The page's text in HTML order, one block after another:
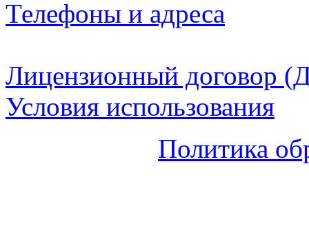
Телефоны и адреса
Лицензионный договор
Условия использования
Политика